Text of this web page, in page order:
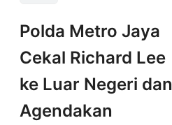
Polda Metro Jaya
Cekal Richard Lee
ke Luar Negeri dan
Agendakan